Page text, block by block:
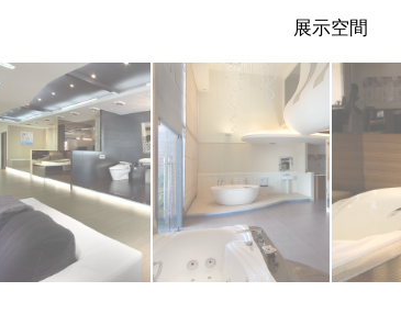
展示空間